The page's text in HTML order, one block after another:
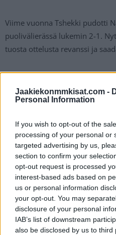
Jaakiekonmmkisat.com -
Personal Information
If you wish to opt-out of the
processing of your personal or
targeted advertising by us,
section to confirm your
opt-out request is processed
interest-based ads based on
us or personal information
your opt-out. You may
disclosure of your personal
IAB’s list of downstream
also be disclosed by us to third
Viime vuonna Tshekki pudotti
puolivälierässä lukemin 2-1.
tuosta ottelusta revanssi ja
Ottelu on katsottavissa
puolelta. TV5-kanava vastaan
kaikki Suomen ottelut koko
21:45. Myös ottelun jälkeen
asiantuntijat kertaavat